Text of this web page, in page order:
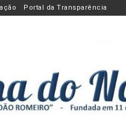
Portal da Transparência